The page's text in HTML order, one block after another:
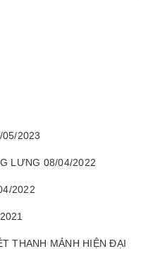
2023
LƯNG 08/04/2022
2022
THANH MẢNH HIỆN ĐẠI